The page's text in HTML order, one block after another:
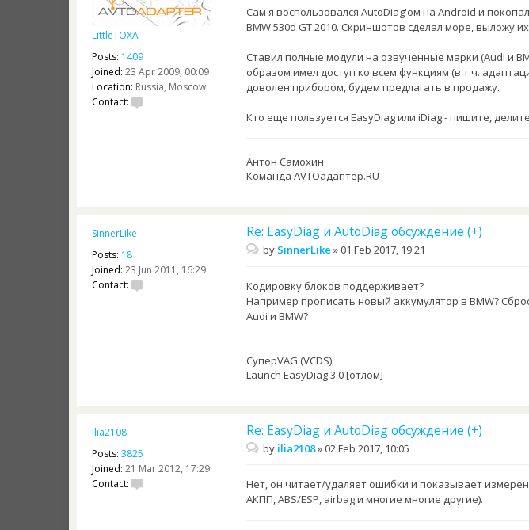
LittleTOXA
Posts: 1409
Joined: 23 Apr 2009, 00:09
Location: Russia, Moscow
Contact:
Сам я воспользовался AutoDiag'ом на Android и
BMW 530d GT 2010. Скриншотов сделал море, выложу
Ставил полные модули на озвученные марки (Audi и
образом имел доступ ко всем функциям (в т.ч.
доволен прибором, будем предлагать в продажу.
Кто еще пользуется EasyDiag или iDiag - пишите,
Антон Самохин
Команда AVTOадаптер.RU
SinnerLike
Posts: 18
Joined: 23 Jun 2011, 16:29
Contact:
Re: EasyDiag и AutoDiag обсуждение (+)
by SinnerLike »01 Feb 2017, 19:21
Кодировку блоков поддерживает?
Например прописать новый аккумулятор в BMW?
Audi и BMW?
СуперVAG (VCDS)
Launch EasyDiag 3.0 [отлом]
ilia2108
Posts: 3825
Joined: 21 Mar 2012, 17:29
Contact:
Re: EasyDiag и AutoDiag обсуждение (+)
by ilia2108»02 Feb 2017, 10:05
Нет, он читает/удаляет ошибки и показывает
АКПП, ABS/ESP, airbag и многие многие другие).